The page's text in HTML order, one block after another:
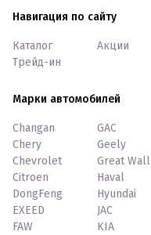
Навигация по сайту
Каталог
Трейд-ин
Акции
Марки автомобилей
Changan
Chery
Chevrolet
Citroen
DongFeng
EXEED
FAW
GAC
Geely
Great Wall
Haval
Hyundai
JAC
KIA